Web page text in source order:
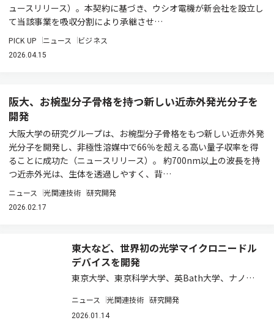
ュースリリース）。本契約に基づき、ウシオ電機が新会社を設立し
て当該事業を吸収分割により承継させ…
PICK UP ニュース ビジネス
2026.04.15
阪大、お椀型分子骨格を持つ新しい近赤外発光分子を
開発
大阪大学の研究グループは、お椀型分子骨格をもつ新しい近赤外発
光分子を開発し、非極性溶媒中で66％を超える高い量子収率を得
ることに成功た（ニュースリリース）。 約700nm以上の波長を持
つ近赤外光は、生体を透過しやすく、背…
ニュース 光関連技術 研究開発
2026.02.17
東大など、世界初の光学マイクロニードル
デバイスを開発
東京大学、東京科学大学、英Bath大学、ナノ医
酵素測定法の欠点を解決する光学マイクロニード
ルデバイスを世界ではじめて開発した（ニュース
ニュース 光関連技術 研究開発
2026.01.14